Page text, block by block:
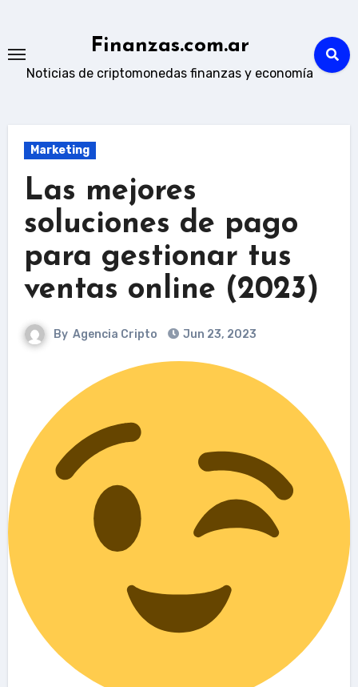
content
Finanzas.com.ar
Noticias de criptomonedas finanzas y economía
Marketing
Las mejores
soluciones de pago
para gestionar tus
ventas online (2023)
By Agencia Cripto Jun 23, 2023